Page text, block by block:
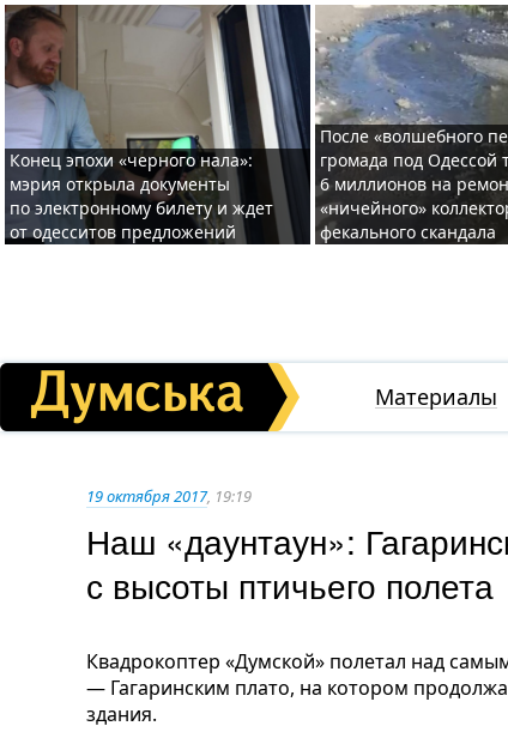
Конец эпохи «черного нала»:
мэрия открыла документы
по электронному билету и ждет
от одесситов предложений
После «волшебного
громада под Одессой
6 миллионов на
«ничейного»
фекального скандала
Материалы
19 октября 2017, 19:19
Наш «даунтаун»:
с высоты птичьего полета
Квадрокоптер «Думской» полетал над
— Гагаринским плато, на котором
здания.